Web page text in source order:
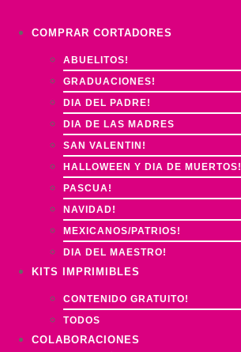
COMPRAR CORTADORES
ABUELITOS!
GRADUACIONES!
DIA DEL PADRE!
DIA DE LAS MADRES
SAN VALENTIN!
HALLOWEEN Y DIA DE MUERTOS!
PASCUA!
NAVIDAD!
MEXICANOS/PATRIOS!
DIA DEL MAESTRO!
KITS IMPRIMIBLES
CONTENIDO GRATUITO!
TODOS
COLABORACIONES